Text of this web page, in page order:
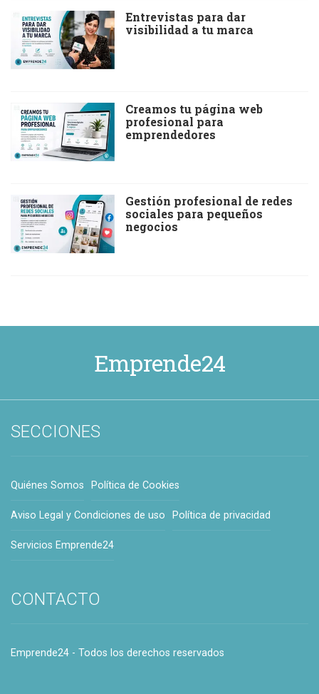
Entrevistas para dar
visibilidad a tu marca
Creamos tu página web
profesional para
emprendedores
Gestión profesional de redes
sociales para pequeños
negocios
Emprende24
SECCIONES
Quiénes Somos Política de Cookies
Aviso Legal y Condiciones de uso Política de privacidad
Servicios Emprende24
CONTACTO
Emprende24 - Todos los derechos reservados